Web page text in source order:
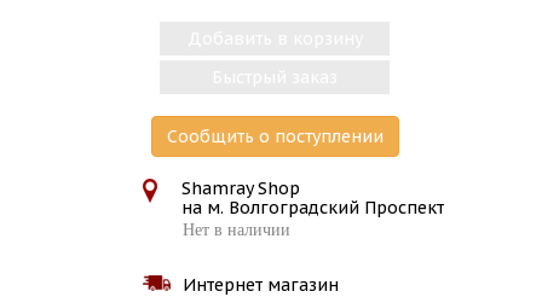
Сообщить о поступлении
Shamray Shop
на м. Волгоградский Проспект
Нет в наличии
Интернет магазин